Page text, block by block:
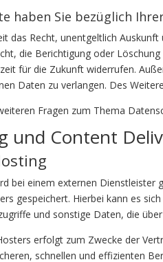
haben Sie bezüglich
das Recht, unentgeltlich
die Berichtigung oder
für die Zukunft widerrufen.
Daten zu verlangen. Des
Fragen zum Thema
und Content
bei einem externen
gespeichert. Hierbei kann es
und sonstige Daten, die
erfolgt zum Zwecke der
schnellen und effizienten